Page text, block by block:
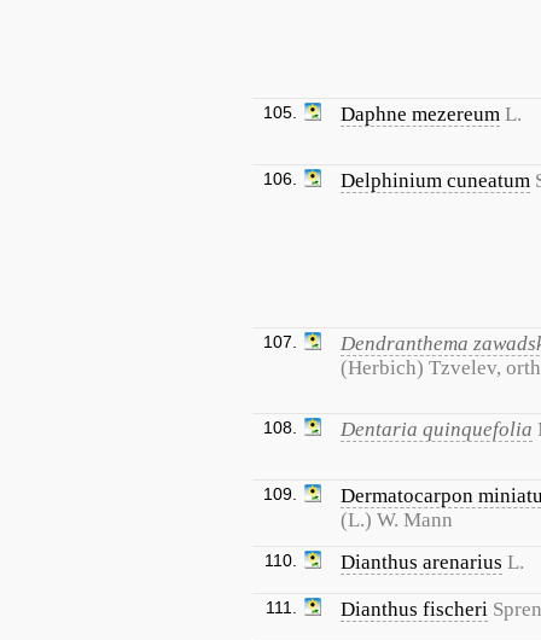
105. Daphne mezereum L.
106. Delphinium cuneatum
107.
Dendranthema
(Herbich) Tzvelev,
108. Dentaria quinquefolia
109.
Dermatocarpon
(L.) W. Mann
110. Dianthus arenarius L.
111. Dianthus fischeri